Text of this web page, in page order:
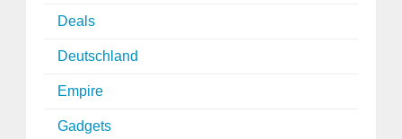
Deals
Deutschland
Empire
Gadgets